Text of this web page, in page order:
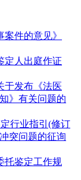
件的意见》
定人出庭作证
于发布《法医
》有关问题的
行业指引(修订
突问题的征询
托鉴定工作规